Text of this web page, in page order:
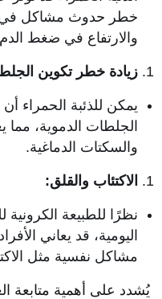
خطر حدوث مشاكل في
والارتفاع في ضغط
زيادة خطر تكوين
يمكن للذئبة الحمراء
الجلطات الدموية، مما
والسكتات الدماغية.
الاكتئاب والقلق:
نظرًا للطبيعة الكرونية
اليومية، قد يعاني
مشاكل نفسية مثل
يُشدد على أهمية متابعة